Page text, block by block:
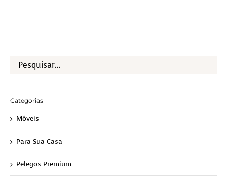
Categorias
Móveis
Para Sua Casa
Pelegos Premium